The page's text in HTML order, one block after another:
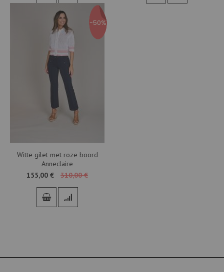
-50%
Witte gilet met roze boord
Anneclaire
155,00 €
310,00 €